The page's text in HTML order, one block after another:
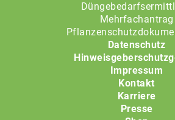
Mehrfachantrag
Datenschutz
Impressum
Kontakt
Karriere
Presse